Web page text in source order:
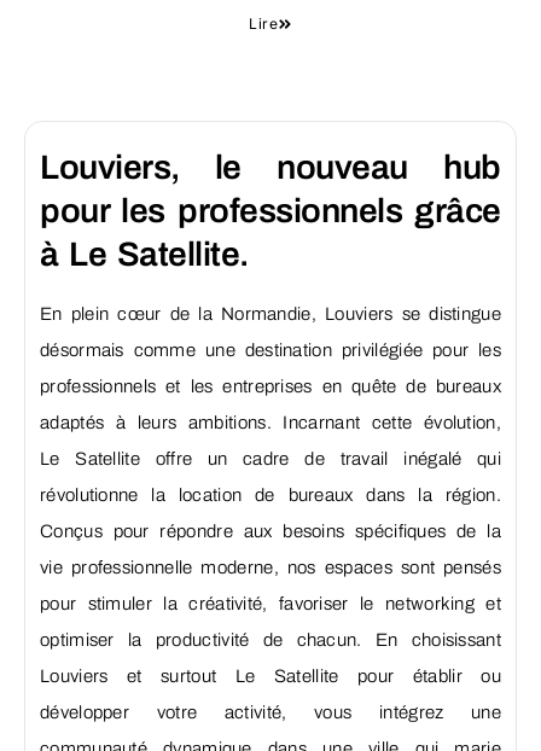
Lire
Louviers, le nouveau hub
pour les professionnels grâce
à Le Satellite.
En plein cœur de la Normandie, Louviers se distingue
désormais comme une destination privilégiée pour les
professionnels et les entreprises en quête de bureaux
adaptés à leurs ambitions. Incarnant cette évolution,
Le Satellite offre un cadre de travail inégalé qui
révolutionne la location de bureaux dans la région.
Conçus pour répondre aux besoins spécifiques de la
vie professionnelle moderne, nos espaces sont pensés
pour stimuler la créativité, favoriser le networking et
optimiser la productivité de chacun. En choisissant
Louviers et surtout Le Satellite pour établir ou
développer votre activité, vous intégrez une